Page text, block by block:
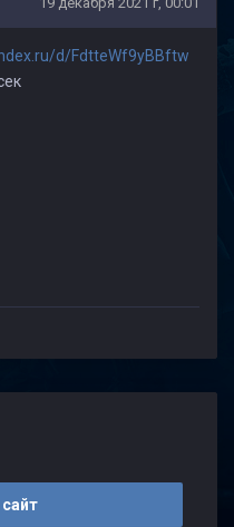
d/FdtteWf9yBBftw